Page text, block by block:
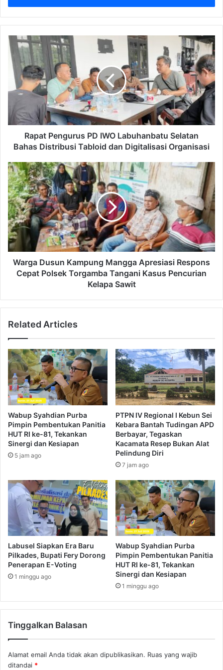
Rapat Pengurus PD IWO Labuhanbatu Selatan
Bahas Distribusi Tabloid dan Digitalisasi Organisasi
Warga Dusun Kampung Mangga Apresiasi Respons
Cepat Polsek Torgamba Tangani Kasus Pencurian
Kelapa Sawit
Related Articles
Wabup Syahdian Purba
Pimpin Pembentukan Panitia
HUT RI ke-81, Tekankan
Sinergi dan Kesiapan
5 jam ago
PTPN IV Regional I Kebun Sei
Kebara Bantah Tudingan APD
Berbayar, Tegaskan
Kacamata Resep Bukan Alat
Pelindung Diri
7 jam ago
Labusel Siapkan Era Baru
Pilkades, Bupati Fery Dorong
Penerapan E-Voting
1 minggu ago
Wabup Syahdian Purba
Pimpin Pembentukan Panitia
HUT RI ke-81, Tekankan
Sinergi dan Kesiapan
1 minggu ago
Tinggalkan Balasan
Alamat email Anda tidak akan dipublikasikan. Ruas yang wajib
ditandai *